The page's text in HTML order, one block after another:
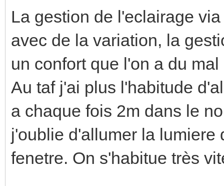
La gestion de l'eclairage
avec de la variation, la
un confort que l'on a du
Au taf j'ai plus l'habitude
a chaque fois 2m dans le
j'oublie d'allumer la lumiere
fenetre. On s'habitue très